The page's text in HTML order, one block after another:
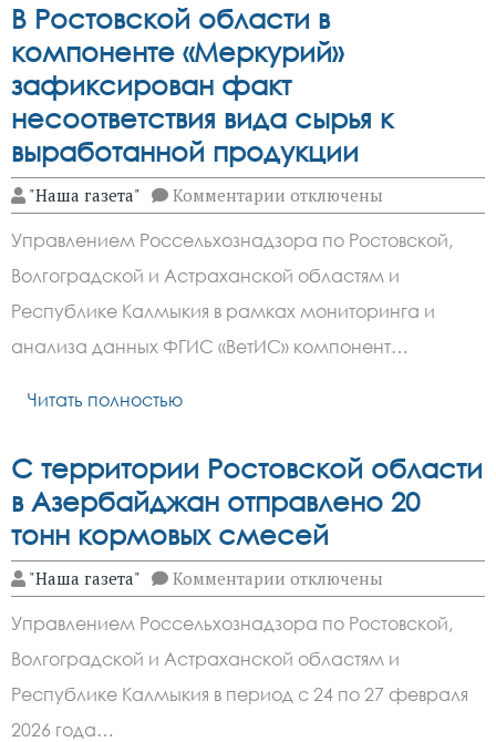
В Ростовской области в
компоненте «Меркурий»
зафиксирован факт
несоответствия вида сырья к
выработанной продукции
"Наша газета" Комментарии к
записи
Ростовской
области
в
компоненте
«Меркурий»
зафиксирован
выработанной
продукции
отключены
Управлением Россельхознадзора по Ростовской,
Волгоградской и Астраханской областям и
Республике Калмыкия в рамках мониторинга и
анализа данных ФГИС «ВетИС» компонент…
Читать полностью
С территории Ростовской области
в Азербайджан отправлено 20
тонн кормовых смесей
"Наша газета" Комментарии к
записи
территории
Ростовской
области
в
Азербайджан
отключены
Управлением Россельхознадзора по Ростовской,
Волгоградской и Астраханской областям и
Республике Калмыкия в период с 24 по 27 февраля
2026 года…